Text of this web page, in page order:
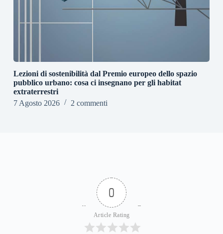
Lezioni di sostenibilità dal Premio europeo dello spazio
pubblico urbano: cosa ci insegnano per gli habitat
extraterrestri
7 Agosto 2026
2 commenti
0
Article Rating